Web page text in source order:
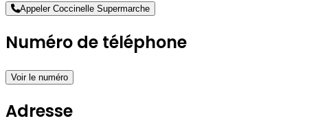
Appeler Coccinelle Supermarche
Numéro de téléphone
Voir le numéro
Adresse